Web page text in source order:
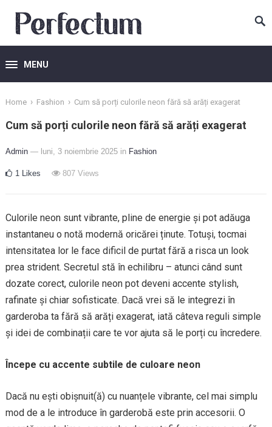
MENU
Home › Fashion › Cum să porți culorile neon fără să arăți exagerat
Cum să porți culorile neon fără să arăți exagerat
Admin — luni, 3 noiembrie 2025 in Fashion
1 Likes 807Views
Culorile neon sunt vibrante, pline de energie și pot adăuga
instantaneu o notă modernă oricărei ținute. Totuși, tocmai
intensitatea lor le face dificil de purtat fără a risca un look
prea strident. Secretul stă în echilibru – atunci când sunt
dozate corect, culorile neon pot deveni accente stylish,
rafinate și chiar sofisticate. Dacă vrei să le integrezi în
garderoba ta fără să arăți exagerat, iată câteva reguli simple
și idei de combinații care te vor ajuta să le porți cu încredere.
Începe cu accente subtile de culoare neon
Dacă nu ești obișnuit(ă) cu nuanțele vibrante, cel mai simplu
mod de a le introduce în garderobă este prin accesorii. O